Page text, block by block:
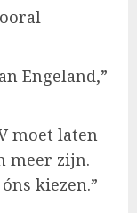
Engeland,”
moet laten
meer zijn.
kiezen.”